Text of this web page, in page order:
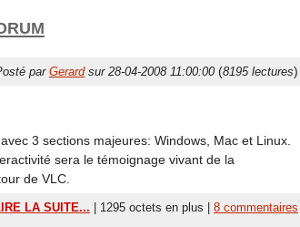
par Gerard sur 28-04-2008 11:00:00 (8195 lectures)
avec 3 sections majeures: Windows, Mac et Linux.
sera le témoignage vivant de la
de VLC.
LA SUITE... | 1295 octets en plus | 8 commentaires